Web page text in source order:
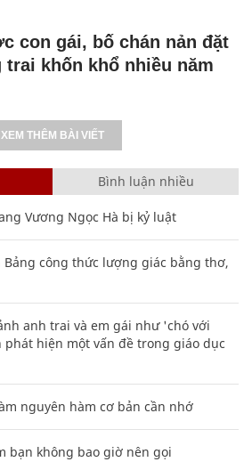
con gái, bố chán nản đặt
trai khốn khổ nhiều năm
XEM THÊM BÀI VIẾT
Bình luận nhiều
Vương Ngọc Hà bị kỷ luật
Bảng công thức lượng giác bằng thơ,
anh trai và em gái như 'chó với
hiện một vấn đề trong giáo dục
nguyên hàm cơ bản cần nhớ
bạn không bao giờ nên gọi